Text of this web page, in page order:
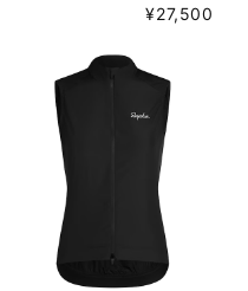
¥27,500